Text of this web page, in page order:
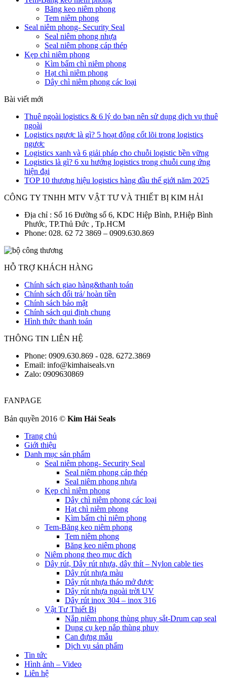
Băng keo niêm phong
Tem niêm phong
Seal niêm phong- Security Seal
Seal niêm phong nhựa
Seal niêm phong cáp thép
Kẹp chì niêm phong
Kìm bấm chì niêm phong
Hạt chì niêm phong
Dây chì niêm phong các loại
Bài viết mới
Thuê ngoài logistics & 6 lý do bạn nên sử dụng dịch vụ thuê
ngoài
Logistics ngược là gì? 5 hoạt động cốt lõi trong logistics
ngược
Logistics xanh và 6 giải pháp cho chuỗi logistic bền vững
Logistics là gì? 6 xu hướng logistics trong chuỗi cung ứng
hiện đại
TOP 10 thương hiệu logistics hàng đầu thế giới năm 2025
CÔNG TY TNHH MTV VẬT TƯ VÀ THIẾT BỊ KIM HẢI
Địa chỉ : Số 16 Đường số 6, KDC Hiệp Bình, P.Hiệp Bình
Phước, TP.Thủ Đức , Tp.HCM
Phone: 028. 62 72 3869 – 0909.630.869
HỖ TRỢ KHÁCH HÀNG
Chính sách giao hàng&thanh toán
Chính sách đổi trả/ hoàn tiền
Chính sách bảo mật
Chính sách qui định chung
Hình thức thanh toán
THÔNG TIN LIÊN HỆ
Phone: 0909.630.869 - 028. 6272.3869
Email: info@kimhaiseals.vn
Zalo: 0909630869
FANPAGE
Bản quyền 2016 © Kim Hải Seals
Trang chủ
Giới thiệu
Danh mục sản phẩm
Seal niêm phong- Security Seal
Seal niêm phong cáp thép
Seal niêm phong nhựa
Kẹp chì niêm phong
Dây chì niêm phong các loại
Hạt chì niêm phong
Kìm bấm chì niêm phong
Tem-Băng keo niêm phong
Tem niêm phong
Băng keo niêm phong
Niêm phong theo mục đích
Dây rút, Dây rút nhựa, dây thít – Nylon cable ties
Dây rút nhựa màu
Dây rút nhựa tháo mở được
Dây rút nhựa ngoài trời UV
Dây rút inox 304 – inox 316
Vật Tư Thiết Bị
Nắp niêm phong thùng phuy sắt-Drum cap seal
Dụng cụ kẹp nắp thùng phuy
Can đựng mẫu
Dịch vụ sản phẩm
Tin tức
Hình ảnh – Video
Liên hệ